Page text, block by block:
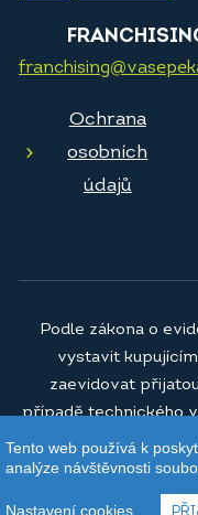
Ochrana
osobních
údajů
©
Podle zákona o
vystavit
zaevidovat
případě technického
Tento web používá k
analýze návštěvnosti
Nastavení cookies